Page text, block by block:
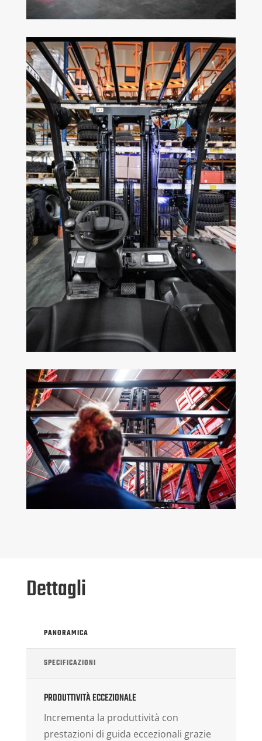
Dettagli
PANORAMICA
SPECIFICAZIONI
PRODUTTIVITÀ ECCEZIONALE
Incrementa la produttività con
prestazioni di guida eccezionali grazie